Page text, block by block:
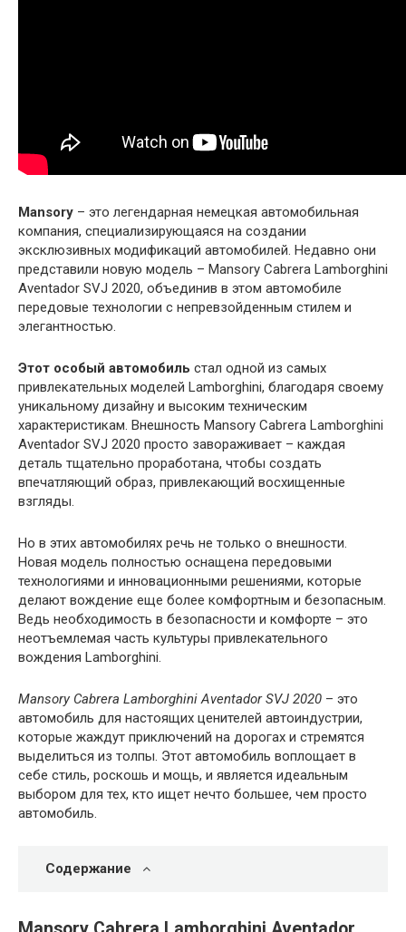
Mansory – это легендарная немецкая автомобильная
компания, специализирующаяся на создании
эксклюзивных модификаций автомобилей. Недавно они
представили новую модель – Mansory Cabrera Lamborghini
Aventador SVJ 2020, объединив в этом автомобиле
передовые технологии с непревзойденным стилем и
элегантностью.
Этот особый автомобиль стал одной из самых
привлекательных моделей Lamborghini, благодаря своему
уникальному дизайну и высоким техническим
характеристикам. Внешность Mansory Cabrera Lamborghini
Aventador SVJ 2020 просто завораживает – каждая
деталь тщательно проработана, чтобы создать
впечатляющий образ, привлекающий восхищенные
взгляды.
Но в этих автомобилях речь не только о внешности.
Новая модель полностью оснащена передовыми
технологиями и инновационными решениями, которые
делают вождение еще более комфортным и безопасным.
Ведь необходимость в безопасности и комфорте – это
неотъемлемая часть культуры привлекательного
вождения Lamborghini.
Mansory Cabrera Lamborghini Aventador SVJ 2020 – это
автомобиль для настоящих ценителей автоиндустрии,
которые жаждут приключений на дорогах и стремятся
выделиться из толпы. Этот автомобиль воплощает в
себе стиль, роскошь и мощь, и является идеальным
выбором для тех, кто ищет нечто большее, чем просто
автомобиль.
Содержание